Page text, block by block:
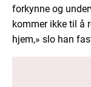
forkynne og
kommer ikke til å
hjem,» slo han